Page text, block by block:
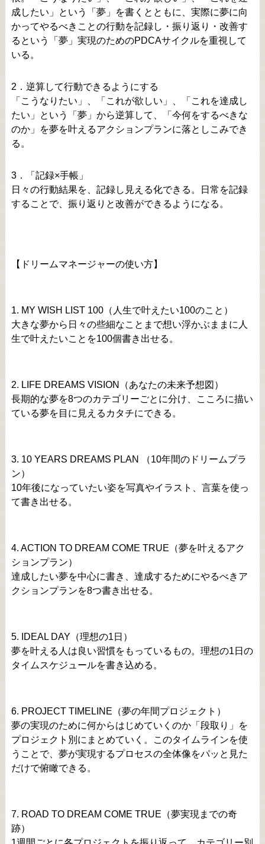
成したい」という「夢」を書くとともに、実際に夢に向
かってやるべきことの行動を記録し・振り返り・改善す
るという「夢」実現のためのPDCAサイクルを重視して
いる。
2．逆算して行動できるようにする
「こうなりたい」、「これが欲しい」、「これを達成し
たい」という「夢」から逆算して、「今何をするべきな
のか」を夢を叶えるアクションプランに落としこみでき
る。
3．「記録×手帳」
日々の行動結果を、記録し見える化できる。日常を記録
することで、振り返りと改善ができるようになる。
【ドリームマネージャーの使い方】
1. MY WISH LIST 100（人生で叶えたい100のこと）
大きな夢から日々の些細なことまで想い浮かぶままに人
生で叶えたいことを100個書き出せる。
2. LIFE DREAMS VISION（あなたの未来予想図）
長期的な夢を8つのカテゴリーごとに分け、こころに描い
ている夢を目に見えるカタチにできる。
3. 10 YEARS DREAMS PLAN （10年間のドリームプラ
ン）
10年後になっていたい姿を写真やイラスト、言葉を使っ
て書き出せる。
4. ACTION TO DREAM COME TRUE（夢を叶えるアク
ションプラン）
達成したい夢を中心に書き、達成するためにやるべきア
クションプランを8つ書き出せる。
5. IDEAL DAY（理想の1日）
夢を叶える人は良い習慣をもっているもの。理想の1日の
タイムスケジュールを書き込める。
6. PROJECT TIMELINE（夢の年間プロジェクト）
夢の実現のために何からはじめていくのか「段取り」を
プロジェクト別にまとめていく。このタイムラインを使
うことで、夢が実現するプロセスの全体像をパッと見た
だけで俯瞰できる。
7. ROAD TO DREAM COME TRUE（夢実現までの奇
跡）